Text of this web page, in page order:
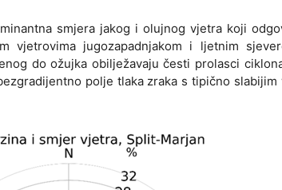
smjera jakog i olujnog vjetra koji
jugozapadnjakom i ljetnim
do ožujka obilježavaju česti prolasci
polje tlaka zraka s tipično